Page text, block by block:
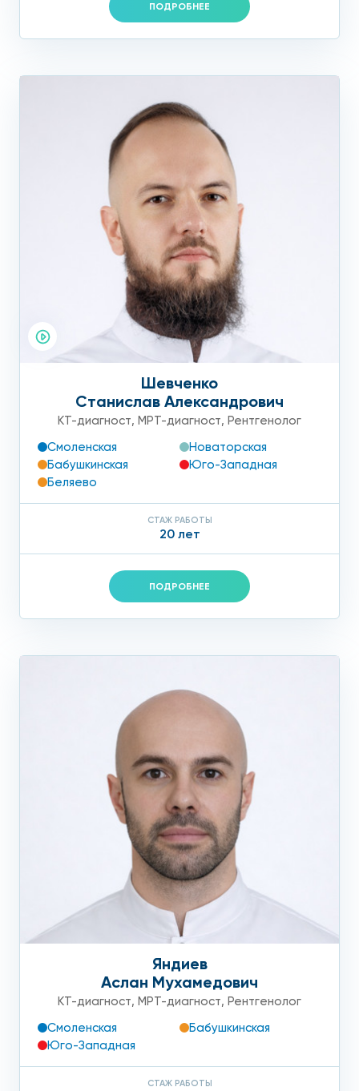
ПОДРОБНЕЕ
Шевченко
Станислав Александрович
КТ-диагност, МРТ-диагност, Рентгенолог
Смоленская
Новаторская
Бабушкинская
Юго-Западная
Беляево
СТАЖ РАБОТЫ
20 лет
ПОДРОБНЕЕ
Яндиев
Аслан Мухамедович
КТ-диагност, МРТ-диагност, Рентгенолог
Смоленская
Бабушкинская
Юго-Западная
СТАЖ РАБОТЫ